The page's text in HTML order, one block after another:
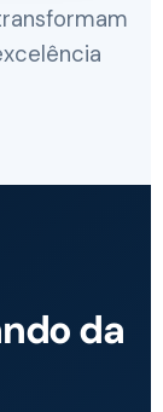
da